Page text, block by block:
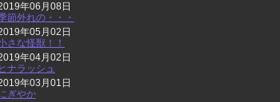
年06月08日
節外れの・・・
年05月02日
さな怪獣！！
年04月02日
ヒナラッシュ
年03月01日
ぎやか